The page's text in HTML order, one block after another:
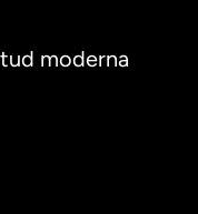
moderna